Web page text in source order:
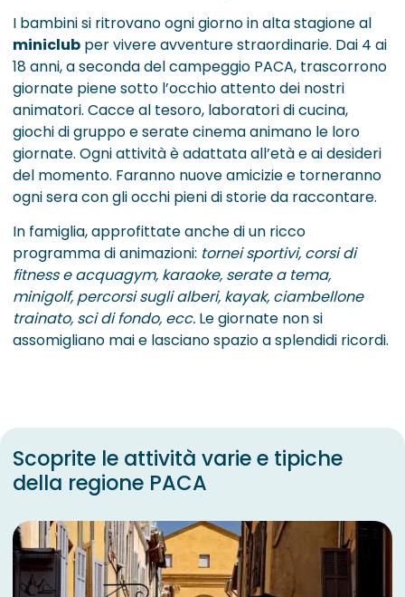
I bambini si ritrovano ogni giorno in alta stagione al
miniclub per vivere avventure straordinarie. Dai 4 ai
18 anni, a seconda del campeggio PACA, trascorrono
giornate piene sotto l’occhio attento dei nostri
animatori. Cacce al tesoro, laboratori di cucina,
giochi di gruppo e serate cinema animano le loro
giornate. Ogni attività è adattata all’età e ai desideri
del momento. Faranno nuove amicizie e torneranno
ogni sera con gli occhi pieni di storie da raccontare.
In famiglia, approfittate anche di un ricco
programma di animazioni: tornei sportivi, corsi di
fitness e acquagym, karaoke, serate a tema,
minigolf, percorsi sugli alberi, kayak, ciambellone
trainato, sci di fondo, ecc. Le giornate non si
assomigliano mai e lasciano spazio a splendidi ricordi.
Scoprite le attività varie e tipiche
della regione PACA